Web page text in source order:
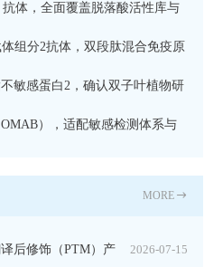
体，全面覆盖脱落酸活性库与
组分2抗体，双段肽混合免疫原
敏感蛋白2，确认双子叶植物研
），适配敏感检测体系与
MORE
2026-07-15
后修饰（PTM）产